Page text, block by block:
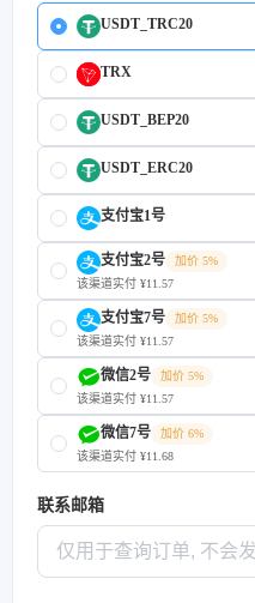
USDT_TRC20
TRX
USDT_BEP20
USDT_ERC20
支付宝1号
支付宝2号
加价 5%
该渠道实付 ¥11.57
支付宝7号
加价 5%
该渠道实付 ¥11.57
微信2号
加价 5%
该渠道实付 ¥11.57
微信7号
加价 6%
该渠道实付 ¥11.68
联系邮箱